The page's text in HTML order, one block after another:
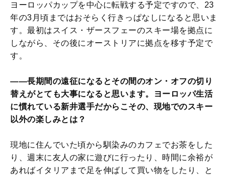
ヨーロッパカップを中心に転戦する予定ですので、23
年の3月頃まではおそらく行きっぱなしになると思いま
す。最初はスイス・ザースフェーのスキー場を拠点に
しながら、その後にオーストリアに拠点を移す予定で
す。
――長期間の遠征になるとその間のオン・オフの切り
替えがとても大事になると思います。ヨーロッパ生活
に慣れている新井選手だからこその、現地でのスキー
以外の楽しみとは？
現地に住んでいた頃から馴染みのカフェでお茶をした
り、週末に友人の家に遊びに行ったり、時間に余裕が
あればイタリアまで足を伸ばして買い物をしたり、と